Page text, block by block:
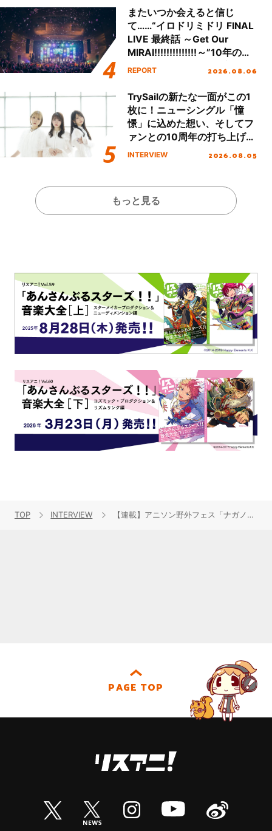
またいつか会えると信じ
て……“イロドリミドリ FINAL
LIVE 最終話 ～Get Our
MIRAI!!!!!!!!!!!!!!～”10年の活
動を経てファイナルを迎える
REPORT 2026.08.06
TrySailの新たな一面がこの1
枚に！ニューシングル「憧
憬」に込めた想い、そしてフ
ァンとの10周年の打ち上げラ
イブを終えた心境を聞いた。
INTERVIEW 2026.08.05
もっと見る
TOP INTERVIEW 【連載】アニソン野外フェス「ナガノアニエラフェスタ2025」開催近づく！出演アーティストに本番への意気込みを聞く!! 第1回目：岡咲美保
PAGE TOP